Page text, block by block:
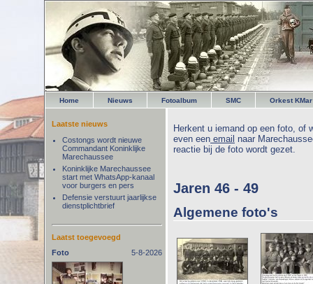
Home Nieuws Fotoalbum SMC Orkest KMar
Herkent u iemand op een foto, of
even een email naar
reactie bij de foto wordt gezet.
Jaren 46 - 49
Algemene foto's
Laatste nieuws
Costongs wordt nieuwe
Commandant Koninklijke
Marechaussee
Koninklijke Marechaussee
start met WhatsApp-kanaal
voor burgers en pers
Defensie verstuurt jaarlijkse
dienstplichtbrief
Laatst toegevoegd
Foto
5-8-2026